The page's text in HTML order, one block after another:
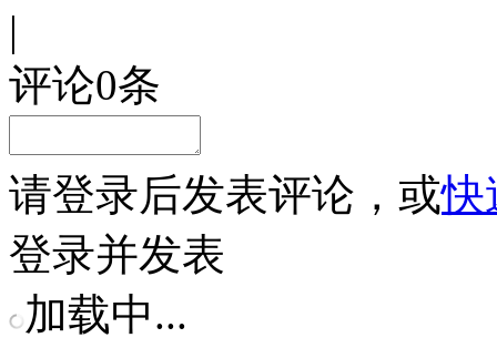
|
评论0条
请登录后发表评论，或快
登录并发表
加载中...